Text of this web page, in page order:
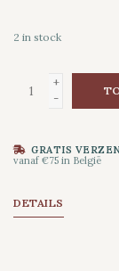
2 in stock
+
-
GRATIS
vanaf €75 in België
DETAILS